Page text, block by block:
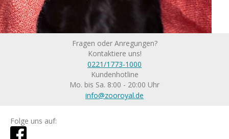
Fragen oder Anregungen?
Kontaktiere uns!
0221/1773-1000
Kundenhotline
Mo. bis Sa. 8:00 - 20:00 Uhr
info@zooroyal.de
Folge uns auf: